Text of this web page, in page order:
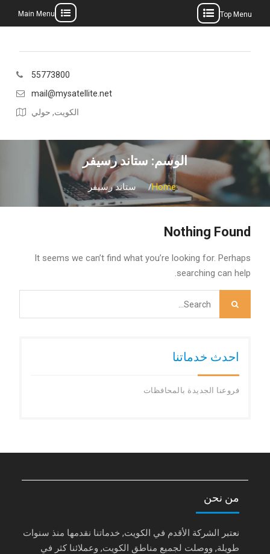
Main Menu Top Menu
55773800
mail@mysatellite.net
الكويت, حولي
الوسم: ستاند رسيفر
Home ستاند رسيفر
Nothing Found
It seems we can’t find what you’re looking for. Perhaps
searching can help.
احدث خدماتنا
فروعنا الجديدة بالمحافظات
من نحن
نعتبر الشركة الأقدم في الكويت, خدماتنا نقدمها منذ سنوات
طويلة, ووصلت لجميع مناطق الكويت, وعملائنا كثر في